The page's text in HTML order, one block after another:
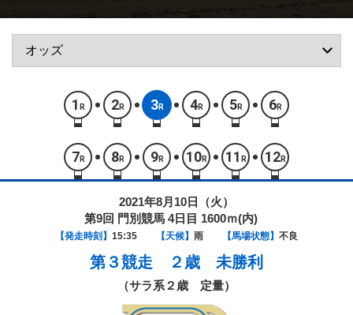
1 R 2R 3R 4R 5R 6R
7 R 8R 9R 10R 11 R 12R
2021年8月10日（火）
第9回 門別競馬 4日目 1600ｍ(内)
【発走時刻】 15:35 【天候】 雨 【馬場状態】 不良
第３競走 ２歳 未勝利
（サラ系２歳 定量）